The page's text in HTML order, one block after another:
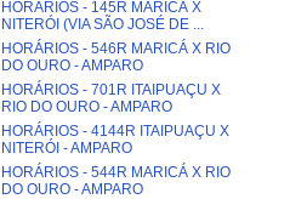
HORÁRIOS - 145R MARICÁ X
NITERÓI (VIA SÃO JOSÉ DE ...
HORÁRIOS - 546R MARICÁ X RIO
DO OURO - AMPARO
HORÁRIOS - 701R ITAIPUAÇU X
RIO DO OURO - AMPARO
HORÁRIOS - 4144R ITAIPUAÇU X
NITERÓI - AMPARO
HORÁRIOS - 544R MARICÁ X RIO
DO OURO - AMPARO